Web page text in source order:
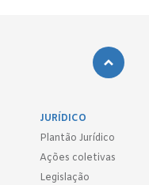
JURÍDICO
Plantão Jurídico
Ações coletivas
Legislação